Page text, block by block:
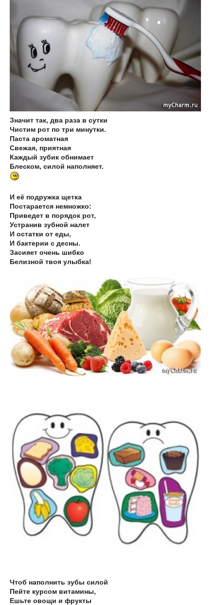
Значит так, два раза в сутки
Чистим рот по три минутки.
Паста ароматная
Свежая, приятная
Каждый зубик обнимает
Блеском, силой наполняет.
И её подружка щетка
Постарается немножко:
Приведет в порядок рот,
Устранив зубной налет
И остатки от еды,
И бактерии с десны.
Засияет очень шибко
Белизной твоя улыбка!
Чтоб наполнить зубы силой
Пейте курсом витамины,
Ешьте овощи и фрукты